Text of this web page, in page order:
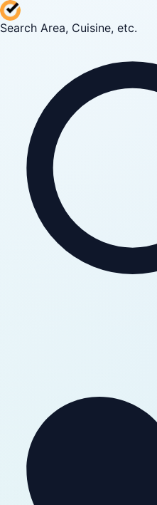
Search Area, Cuisine, etc.